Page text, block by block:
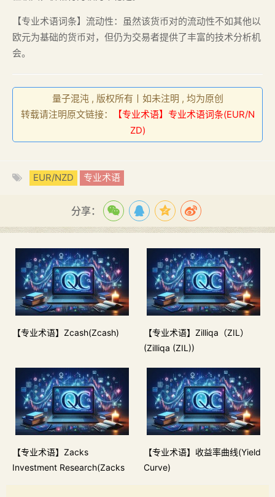
【专业术语词条】流动性：虽然该货币对的流动性不如其他以
欧元为基础的货币对，但仍为交易者提供了丰富的技术分析机
会。
量子混沌 , 版权所有丨如未注明 , 均为原创
转载请注明原文链接：
【专业术语】专业术语词条(EUR/N
ZD)
EUR/NZD 专业术语
分享：
【专业术语】Zcash(Zcash)
【专业术语】Zilliqa（ZIL）
(Zilliqa (ZIL))
【专业术语】Zacks
Investment Research(Zacks
【专业术语】收益率曲线(Yield
Curve)